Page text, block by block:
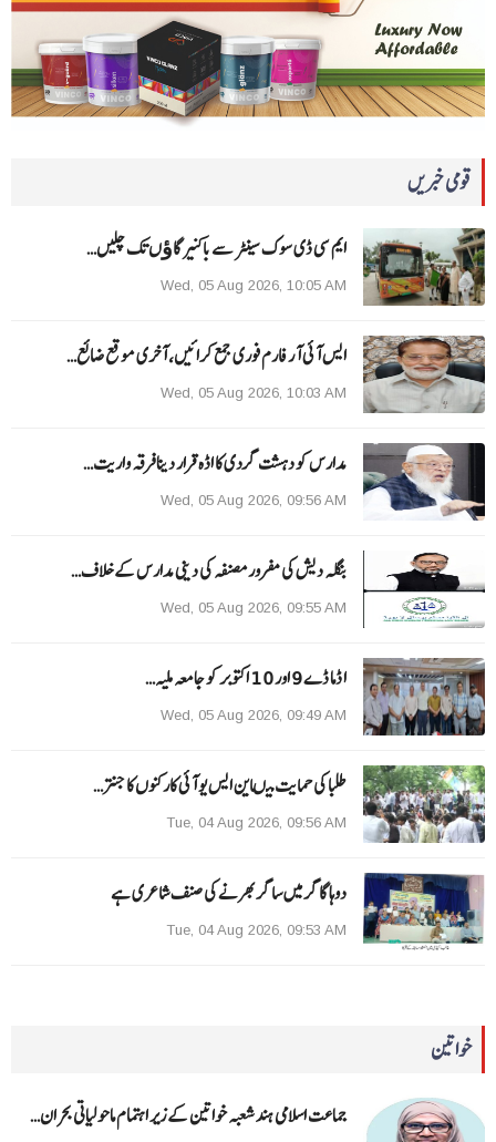
قومی خبریں
ایم سی ڈی سوک سینٹر سے باکنیر گاﺅں تک چلیں…
Wed, 05 Aug 2026, 10:05 AM
ایس آئی آر فارم فوری جمع کرائیں، آخری موقع ضائع…
Wed, 05 Aug 2026, 10:03 AM
مدارس کو دہشت گردی کا اڈہ قرار دینا فرقہ واریت…
Wed, 05 Aug 2026, 09:56 AM
بنگلہ دیش کی مفرور مصنفہ کی دینی مدارس کے خلاف…
Wed, 05 Aug 2026, 09:55 AM
ا ڈما ڈے 9 اور 10 اکتوبر کو جامعہ ملیہ…
Wed, 05 Aug 2026, 09:49 AM
طلبا کی حمایت میںاین ایس یو آئی کارکنوں کا جنتر…
Tue, 04 Aug 2026, 09:56 AM
دوہا گاگر میں ساگر بھرنے کی صنف شاعری ہے
Tue, 04 Aug 2026, 09:53 AM
خواتین
جماعت اسلامی ہند شعبہ خواتین کے زیر اہتمام ماحولیاتی بحران…